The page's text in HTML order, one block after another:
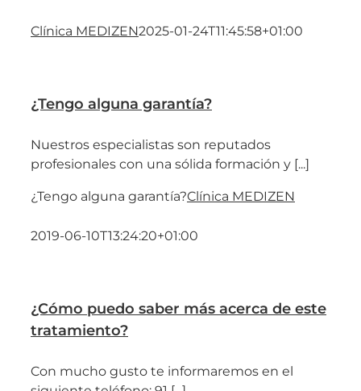
Clínica MEDIZEN2025-01-24T11:45:58+01:00
¿Tengo alguna garantía?
Nuestros especialistas son reputados
profesionales con una sólida formación y [...]
¿Tengo alguna garantía?Clínica MEDIZEN
2019-06-10T13:24:20+01:00
¿Cómo puedo saber más acerca de este
tratamiento?
Con mucho gusto te informaremos en el